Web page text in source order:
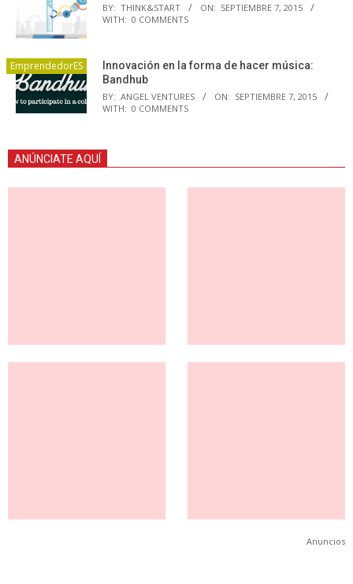
BY: THINK&START ON: SEPTIEMBRE 7, 2015
WITH: 0 COMMENTS
EmprendedorES
Innovación en la forma de hacer música:
Bandhub
BY: ANGEL VENTURES ON: SEPTIEMBRE 7, 2015
WITH: 0 COMMENTS
ANÚNCIATE AQUÍ
Anuncios